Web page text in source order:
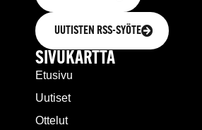
UUTISTEN RSS-SYÖTE
SIVUKARTTA
Etusivu
Uutiset
Ottelut